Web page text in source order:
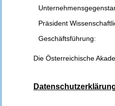
Präsident
Geschäftsführung:
Die Österreichische